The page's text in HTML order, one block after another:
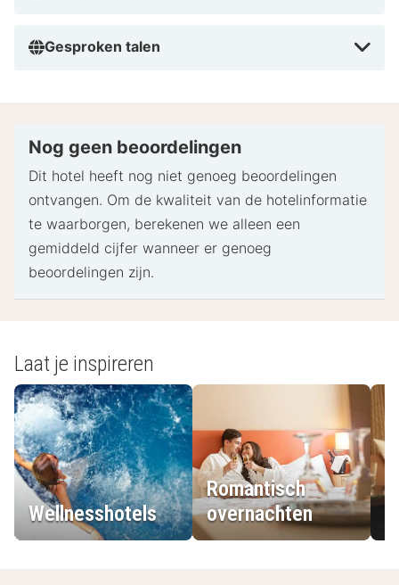
Gesproken talen
Nog geen beoordelingen
Dit hotel heeft nog niet genoeg beoordelingen
ontvangen. Om de kwaliteit van de hotelinformatie
te waarborgen, berekenen we alleen een
gemiddeld cijfer wanneer er genoeg
beoordelingen zijn.
Laat je inspireren
Wellnesshotels
Romantisch
overnachten